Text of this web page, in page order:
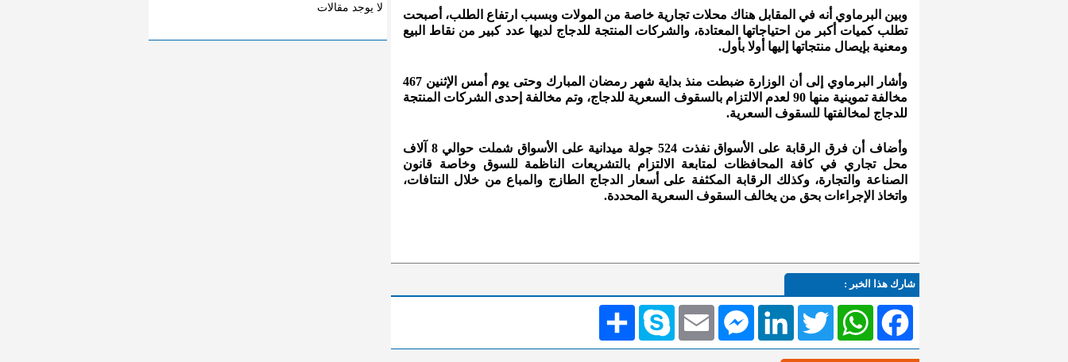
وبين البرماوي أنه في المقابل هناك محلات تجارية خاصة من المولات وبسبب ارتفاع الطلب، أصبحت
تطلب كميات أكبر من احتياجاتها المعتادة، والشركات المنتجة للدجاج لديها عدد كبير من نقاط البيع
ومعنية بإيصال منتجاتها إليها أولا بأول.
وأشار البرماوي إلى أن الوزارة ضبطت منذ بداية شهر رمضان المبارك وحتى يوم أمس الإثنين 467
مخالفة تموينية منها 90 لعدم الالتزام بالسقوف السعرية للدجاج، وتم مخالفة إحدى الشركات المنتجة
للدجاج لمخالفتها للسقوف السعرية.
وأضاف أن فرق الرقابة على الأسواق نفذت 524 جولة ميدانية على الأسواق شملت حوالي 8 آلاف
محل تجاري في كافة المحافظات لمتابعة الالتزام بالتشريعات الناظمة للسوق وخاصة قانون
الصناعة والتجارة، وكذلك الرقابة المكثفة على أسعار الدجاج الطازج والمباع من خلال النتافات،
واتخاذ الإجراءات بحق من يخالف السقوف السعرية المحددة.
شارك هذا الخبر :
انشر Skype EmailMessengerLinkedIn TwitterWhatsAppFacebook
لا يوجد مقالات